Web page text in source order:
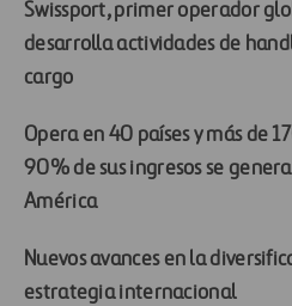
Swissport, primer operador
desarrolla actividades de
cargo
Opera en 40 países y más de
90% de sus ingresos se
América
Nuevos avances en la
estrategia internacional